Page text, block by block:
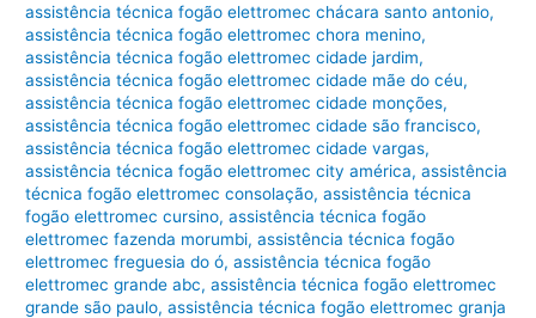
assistência técnica fogão elettromec chácara santo antonio,
assistência técnica fogão elettromec chora menino,
assistência técnica fogão elettromec cidade jardim,
assistência técnica fogão elettromec cidade mãe do céu,
assistência técnica fogão elettromec cidade monções,
assistência técnica fogão elettromec cidade são francisco,
assistência técnica fogão elettromec cidade vargas,
assistência técnica fogão elettromec city américa,assistência
técnica fogão elettromec consolação,assistência técnica
fogão elettromec cursino,assistência técnica fogão
elettromec fazenda morumbi,assistência técnica fogão
elettromec freguesia do ó,assistência técnica fogão
elettromec grande abc,assistência técnica fogão elettromec
grande são paulo,assistência técnica fogão elettromec granja